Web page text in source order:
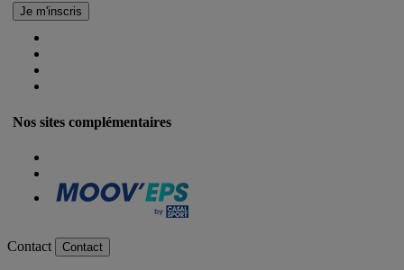
Nos sites complémentaires
Contact Contact